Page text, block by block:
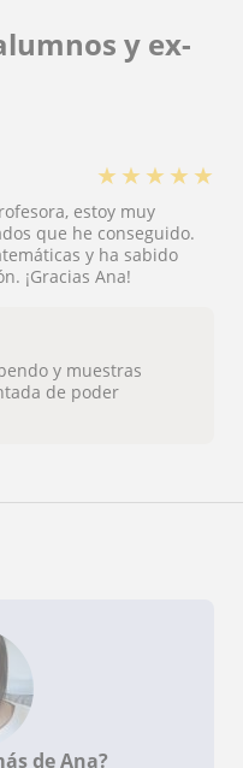
y ex-
★ ★ ★ ★ ★
estoy muy
que he conseguido.
y ha sabido
¡Gracias Ana!
y muestras
de poder
de Ana?